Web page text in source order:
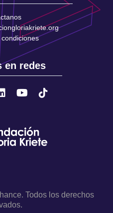
en redes
Todos los derechos